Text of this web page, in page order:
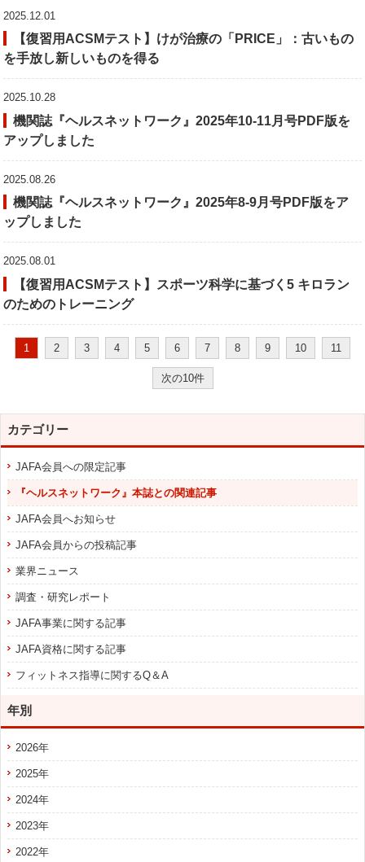
2025.12.01
【復習用ACSMテスト】けが治療の「PRICE」：古いもの
を手放し新しいものを得る
2025.10.28
機関誌『ヘルスネットワーク』2025年10-11月号PDF版を
アップしました
2025.08.26
機関誌『ヘルスネットワーク』2025年8-9月号PDF版をア
ップしました
2025.08.01
【復習用ACSMテスト】スポーツ科学に基づく5 キロラン
のためのトレーニング
1 2 3 4 5 6 7 8 9 10 11
次の10件
カテゴリー
JAFA会員への限定記事
『ヘルスネットワーク』本誌との関連記事
JAFA会員へお知らせ
JAFA会員からの投稿記事
業界ニュース
調査・研究レポート
JAFA事業に関する記事
JAFA資格に関する記事
フィットネス指導に関するQ＆A
年別
2026年
2025年
2024年
2023年
2022年